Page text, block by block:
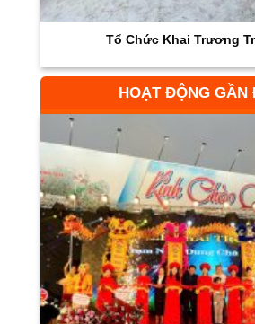
Tổ Chức Khai Trương
HOẠT ĐỘNG GẦN